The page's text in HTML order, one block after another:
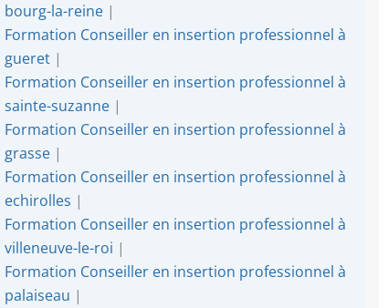
bourg-la-reine |
Formation Conseiller en insertion professionnel à
gueret |
Formation Conseiller en insertion professionnel à
sainte-suzanne |
Formation Conseiller en insertion professionnel à
grasse |
Formation Conseiller en insertion professionnel à
echirolles |
Formation Conseiller en insertion professionnel à
villeneuve-le-roi |
Formation Conseiller en insertion professionnel à
palaiseau |